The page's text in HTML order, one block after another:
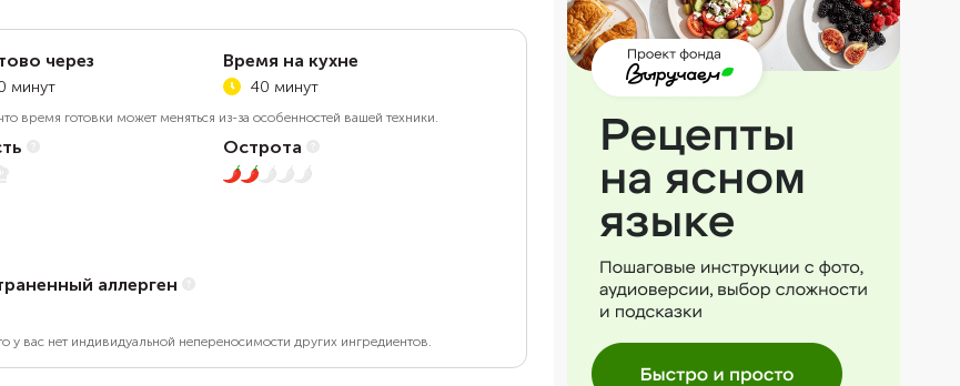
через
минут
Время на кухне
40 минут
время готовки может меняться из-за особенностей вашей техники.
Острота
2 из 5
аллерген
у вас нет индивидуальной непереносимости других ингредиентов.